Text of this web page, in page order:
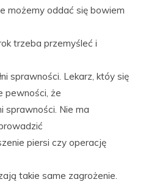
możemy oddać się bowiem
trzeba przemyśleć i
sprawności. Lekarz, któy się
pewności, że
sprawności. Nie ma
piersi czy operację
takie same zagrożenie.